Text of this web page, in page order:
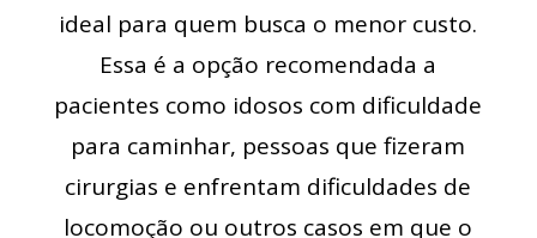
ideal para quem busca o menor custo.
Essa é a opção recomendada a
pacientes como idosos com dificuldade
para caminhar, pessoas que fizeram
cirurgias e enfrentam dificuldades de
locomoção ou outros casos em que o